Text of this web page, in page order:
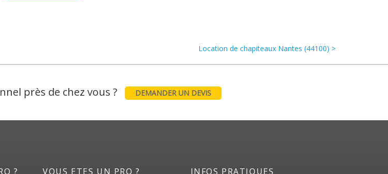
Location de chapiteaux Nantes (44100) >
près de chez vous ? DEMANDER UN DEVIS
? VOUS ETES UN PRO ? INFOS PRATIQUES